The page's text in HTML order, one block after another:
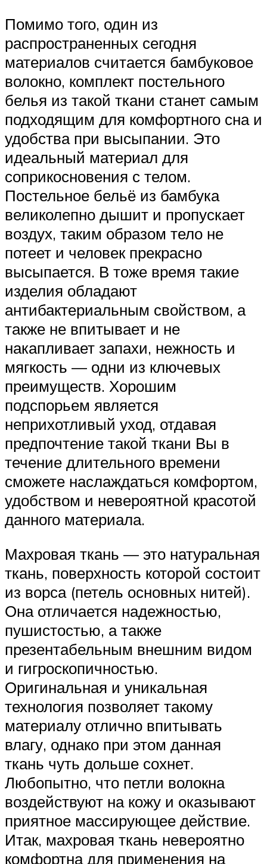
Помимо того, один из
распространенных сегодня
материалов считается бамбуковое
волокно, комплект постельного
белья из такой ткани станет самым
подходящим для комфортного сна и
удобства при высыпании. Это
идеальный материал для
соприкосновения с телом.
Постельное бельё из бамбука
великолепно дышит и пропускает
воздух, таким образом тело не
потеет и человек прекрасно
высыпается. В тоже время такие
изделия обладают
антибактериальным свойством, а
также не впитывает и не
накапливает запахи, нежность и
мягкость — одни из ключевых
преимуществ. Хорошим
подспорьем является
неприхотливый уход, отдавая
предпочтение такой ткани Вы в
течение длительного времени
сможете наслаждаться комфортом,
удобством и невероятной красотой
данного материала.
Махровая ткань — это натуральная
ткань, поверхность которой состоит
из ворса (петель основных нитей).
Она отличается надежностью,
пушистостью, а также
презентабельным внешним видом
и гигроскопичностью.
Оригинальная и уникальная
технология позволяет такому
материалу отлично впитывать
влагу, однако при этом данная
ткань чуть дольше сохнет.
Любопытно, что петли волокна
воздействуют на кожу и оказывают
приятное массирующее действие.
Итак, махровая ткань невероятно
комфортна для применения на